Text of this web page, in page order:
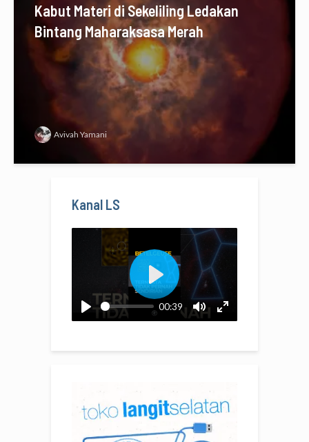
Kabut Materi di Sekeliling Ledakan
Bintang Maharaksasa Merah
Avivah Yamani
Kanal LS